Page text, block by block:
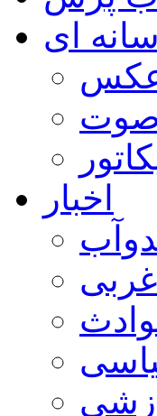
ای
صوت
اخبار
غربی